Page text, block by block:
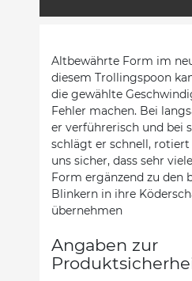
Altbewährte Form im
diesem Trollingspoon
die gewählte
Fehler machen. Bei
er verführerisch und bei
schlägt er schnell,
uns sicher, dass sehr
Form ergänzend zu den
Blinkern in ihre
übernehmen
Angaben zur